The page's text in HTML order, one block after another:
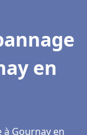
en
Gournay en